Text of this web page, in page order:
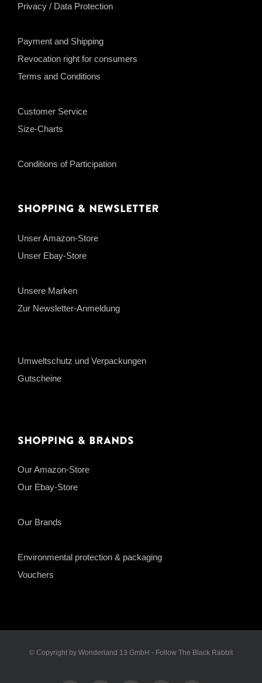
Privacy / Data Protection
Payment and Shipping
Revocation right for consumers
Terms and Conditions
Customer Service
Size-Charts
Conditions of Participation
Shopping & Newsletter
Unser Amazon-Store
Unser Ebay-Store
Unsere Marken
Zur Newsletter-Anmeldung
Umweltschutz und Verpackungen
Gutscheine
Shopping & Brands
Our Amazon-Store
Our Ebay-Store
Our Brands
Environmental protection & packaging
Vouchers
© Copyright by Wonderland 13 GmbH - Follow The Black Rabbit